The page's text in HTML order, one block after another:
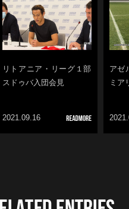
リトアニア・リーグ１部
スドゥバ入団会見
2021.09.16
アゼ
ミア